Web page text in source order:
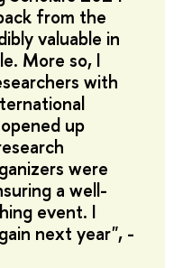
from the
valuable in
More so, I
with
up
were
a well-
event. I
next year", -